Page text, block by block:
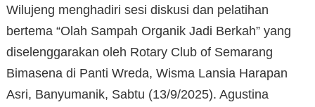
Wilujeng menghadiri sesi diskusi dan pelatihan
bertema “Olah Sampah Organik Jadi Berkah” yang
diselenggarakan oleh Rotary Club of Semarang
Bimasena di Panti Wreda, Wisma Lansia Harapan
Asri, Banyumanik, Sabtu (13/9/2025). Agustina